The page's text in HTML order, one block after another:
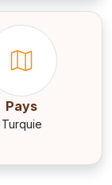
Pays
Turquie